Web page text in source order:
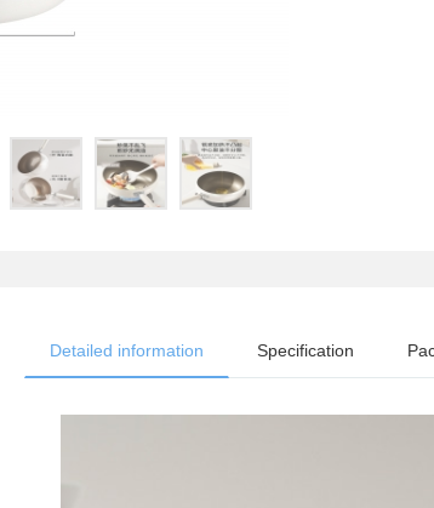
Detailed information Specification